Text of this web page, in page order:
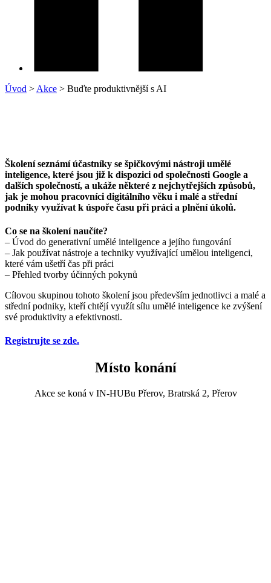
Úvod > Akce > Buďte produktivnější s AI
Školení seznámí účastníky se špičkovými nástroji umělé
inteligence, které jsou již k dispozici od společnosti Google a
dalších společností, a ukáže některé z nejchytřejších způsobů,
jak je mohou pracovníci digitálního věku i malé a střední
podniky využívat k úspoře času při práci a plnění úkolů.
Co se na školení naučíte?
– Úvod do generativní umělé inteligence a jejího fungování
– Jak používat nástroje a techniky využívající umělou inteligenci,
které vám ušetří čas při práci
– Přehled tvorby účinných pokynů
Cílovou skupinou tohoto školení jsou především jednotlivci a malé a
střední podniky, kteří chtějí využít sílu umělé inteligence ke zvýšení
své produktivity a efektivnosti.
Registrujte se zde.
Místo konání
Akce se koná v IN-HUBu Přerov, Bratrská 2, Přerov